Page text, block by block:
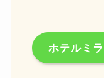
ホテルミ